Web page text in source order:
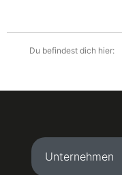
Du befindest dich hier:
Unternehmen